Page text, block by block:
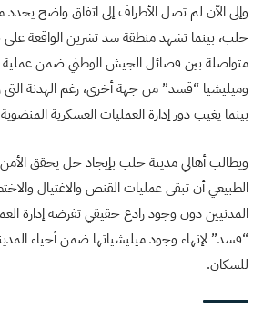
وإلى الآن لم تصل الأطراف إلى اتفاق واضح
حلب، بينما تشهد منطقة سد تشرين الواقعة
متواصلة بين فصائل الجيش الوطني ضمن
وميليشيا “قسد” من جهة أخرى، رغم الهدنة التي
بينما يغيب دور إدارة العمليات العسكرية
ويطالب أهالي مدينة حلب بإيجاد حل يحقق الأمن
الطبيعي أن تبقى عمليات القنص والاغتيال
المدنيين دون وجود رادع حقيقي تفرضه إدارة
“قسد” لإنهاء وجود ميليشياتها ضمن أحياء
للسكان.